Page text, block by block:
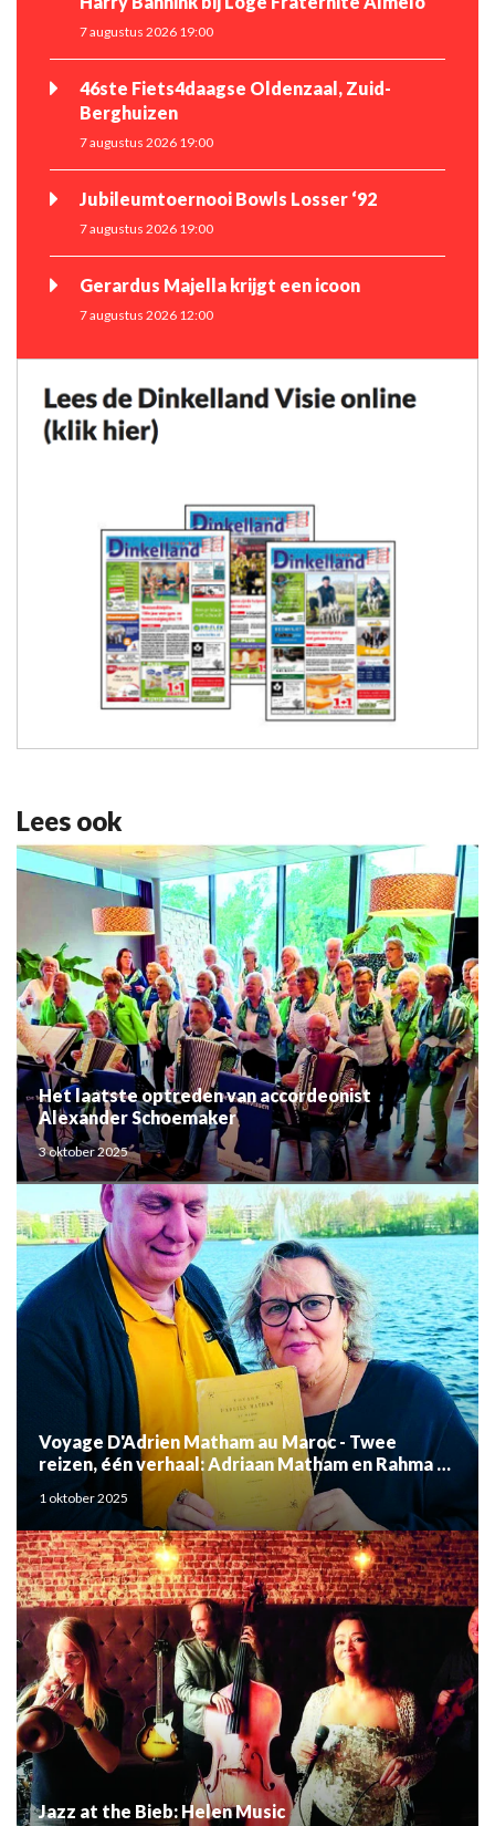
7 augustus 2026 19:00
46ste Fiets4daagse Oldenzaal, Zuid-
Berghuizen
7 augustus 2026 19:00
Jubileumtoernooi Bowls Losser ‘92
7 augustus 2026 19:00
Gerardus Majella krijgt een icoon
7 augustus 2026 12:00
Lees ook
Het laatste optreden van accordeonist
Alexander Schoemaker
3 oktober 2025
Voyage D'Adrien Matham au Maroc - Twee
reizen, één verhaal: Adriaan Matham en Rahma el
Mouden
1 oktober 2025
Jazz at the Bieb: Helen Music